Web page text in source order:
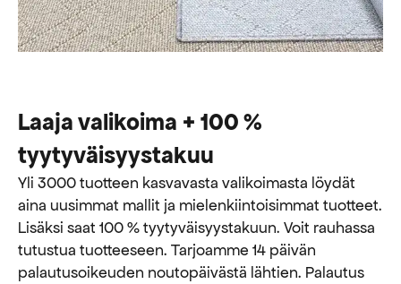
Laaja valikoima + 100 %
tyytyväisyystakuu
Yli 3000 tuotteen kasvavasta valikoimasta löydät
aina uusimmat mallit ja mielenkiintoisimmat tuotteet.
Lisäksi saat 100 % tyytyväisyystakuun. Voit rauhassa
tutustua tuotteeseen. Tarjoamme 14 päivän
palautusoikeuden noutopäivästä lähtien. Palautus